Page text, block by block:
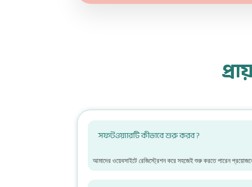
সফটওয়্যারটি কীভাবে শুরু করব ?
আমাদের ওয়েবসাইটে রেজিস্ট্রেশন করে সহজেই শুরু করতে পারেন